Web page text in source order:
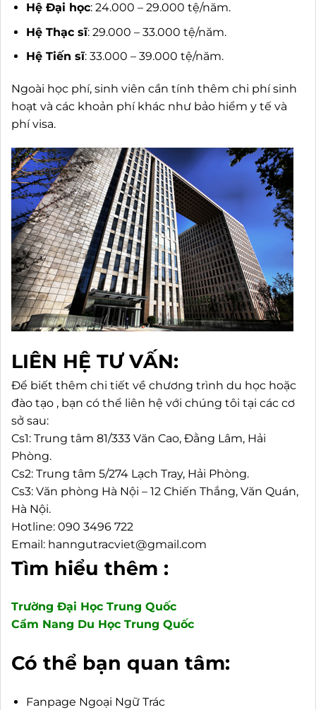
Hệ Đại học: 24.000 – 29.000 tệ/năm.
Hệ Thạc sĩ: 29.000 – 33.000 tệ/năm.
Hệ Tiến sĩ: 33.000 – 39.000 tệ/năm.
Ngoài học phí, sinh viên cần tính thêm chi phí sinh
hoạt và các khoản phí khác như bảo hiểm y tế và
phí visa.
LIÊN HỆ TƯ VẤN:
Để biết thêm chi tiết về chương trình du học hoặc
đào tạo , bạn có thể liên hệ với chúng tôi tại các cơ
sở sau:
Cs1: Trung tâm 81/333 Văn Cao, Đằng Lâm, Hải
Phòng.
Cs2: Trung tâm 5/274 Lạch Tray, Hải Phòng.
Cs3: Văn phòng Hà Nội – 12 Chiến Thắng, Văn Quán,
Hà Nội.
Hotline: 090 3496 722
Email: hanngutracviet@gmail.com
Tìm hiểu thêm :
Trường Đại Học Trung Quốc
Cẩm Nang Du Học Trung Quốc
Có thể bạn quan tâm:
Fanpage Ngoại Ngữ Trác